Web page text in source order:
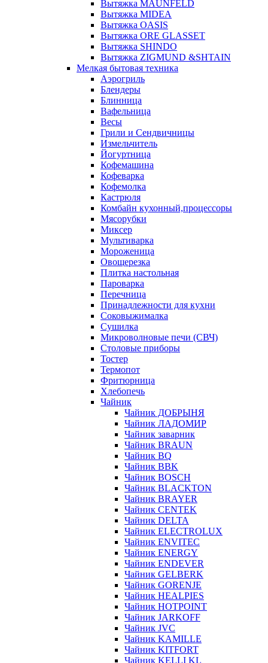
Вытяжка MAUNFELD
Вытяжка MIDEA
Вытяжка OASIS
Вытяжка ORE GLASSET
Вытяжка SHINDO
Вытяжка ZIGMUND &SHTAIN
Мелкая бытовая техника
Аэрогриль
Блендеры
Блинница
Вафельница
Весы
Грили и Сендвичницы
Измельчитель
Йогуртница
Кофемашина
Кофеварка
Кофемолка
Кастрюля
Комбайн кухонный,процессоры
Мясорубки
Миксер
Мультиварка
Мороженица
Овощерезка
Плитка настольная
Пароварка
Перечница
Принадлежности для кухни
Соковыжималка
Сушилка
Микроволновые печи (СВЧ)
Столовые приборы
Тостер
Термопот
Фритюрница
Хлебопечь
Чайник
Чайник ДОБРЫНЯ
Чайник ЛАДОМИР
Чайник заварник
Чайник BRAUN
Чайник BQ
Чайник BBK
Чайник BOSCH
Чайник BLACKTON
Чайник BRAYER
Чайник CENTEK
Чайник DELTA
Чайник ELECTROLUX
Чайник ENVITEC
Чайник ENERGY
Чайник ENDEVER
Чайник GELBERK
Чайник GORENJE
Чайник HEALPIES
Чайник HOTPOINT
Чайник JARKOFF
Чайник JVC
Чайник KAMILLE
Чайник KITFORT
Чайник KELLI KL